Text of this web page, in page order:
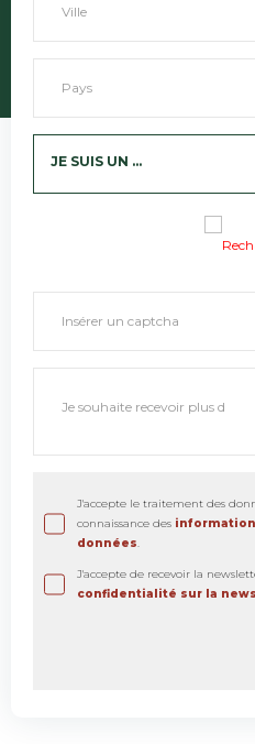
JE SUIS UN ...
J'accepte le traitement des
connaissance des
données.
J'accepte de recevoir la
confidentialité sur la